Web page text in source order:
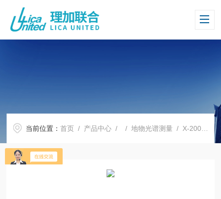
当前位置：首页 / 产品中心 / /地物光谱测量 / X-200 XRF 分析仪